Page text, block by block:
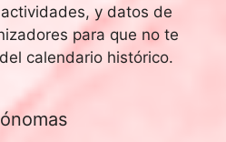
y datos de
para que no te
calendario histórico.